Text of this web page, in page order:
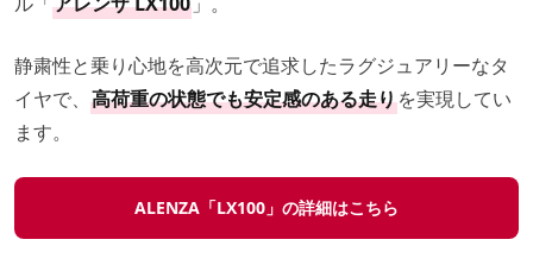
静粛性と乗り心地を高次元で追求したラグジュアリーなタ
イヤで、 高荷重の状態でも安定感のある走りを実現してい
ます。
ALENZA「LX100」の詳細はこちら